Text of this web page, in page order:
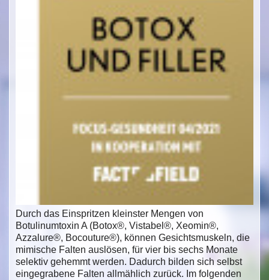
Durch das Einspritzen kleinster Mengen von
Botulinumtoxin A (Botox®, Vistabel®, Xeomin®,
Azzalure®, Bocouture®), können Gesichtsmuskeln, die
mimische Falten auslösen, für vier bis sechs Monate
selektiv gehemmt werden. Dadurch bilden sich selbst
eingegrabene Falten allmählich zurück. Im folgenden